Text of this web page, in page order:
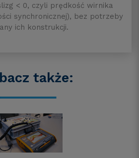
< 0, czyli prędkość wirnika
synchronicznej), bez potrzeby
ich konstrukcji.
także: